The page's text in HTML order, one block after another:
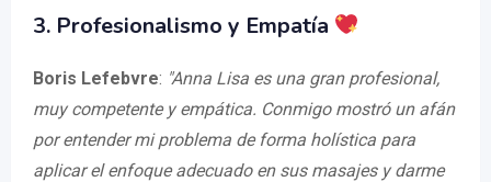
3. Profesionalismo y Empatía
Boris Lefebvre: "Anna Lisa es una gran profesional,
muy competente y empática. Conmigo mostró un afán
por entender mi problema de forma holística para
aplicar el enfoque adecuado en sus masajes y darme